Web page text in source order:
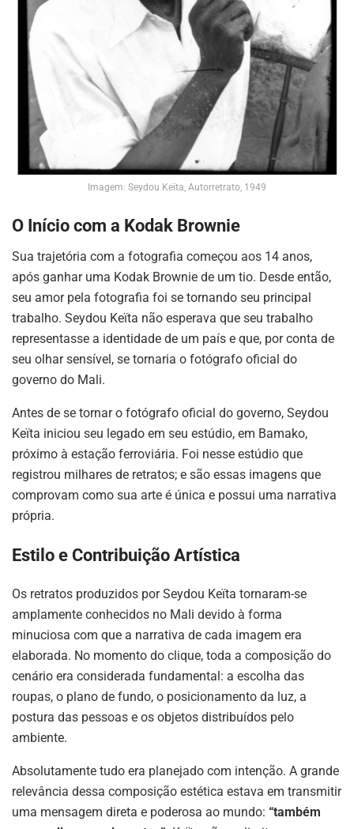
Imagem: Seydou Keïta, Autorretrato, 1949
O Início com a Kodak Brownie
Sua trajetória com a fotografia começou aos 14 anos,
após ganhar uma Kodak Brownie de um tio. Desde então,
seu amor pela fotografia foi se tornando seu principal
trabalho. Seydou Keïta não esperava que seu trabalho
representasse a identidade de um país e que, por conta de
seu olhar sensível, se tornaria o fotógrafo oficial do
governo do Mali.
Antes de se tornar o fotógrafo oficial do governo, Seydou
Keïta iniciou seu legado em seu estúdio, em Bamako,
próximo à estação ferroviária. Foi nesse estúdio que
registrou milhares de retratos; e são essas imagens que
comprovam como sua arte é única e possui uma narrativa
própria.
Estilo e Contribuição Artística
Os retratos produzidos por Seydou Keïta tornaram-se
amplamente conhecidos no Mali devido à forma
minuciosa com que a narrativa de cada imagem era
elaborada. No momento do clique, toda a composição do
cenário era considerada fundamental: a escolha das
roupas, o plano de fundo, o posicionamento da luz, a
postura das pessoas e os objetos distribuídos pelo
ambiente.
Absolutamente tudo era planejado com intenção. A grande
relevância dessa composição estética estava em transmitir
uma mensagem direta e poderosa ao mundo: “também